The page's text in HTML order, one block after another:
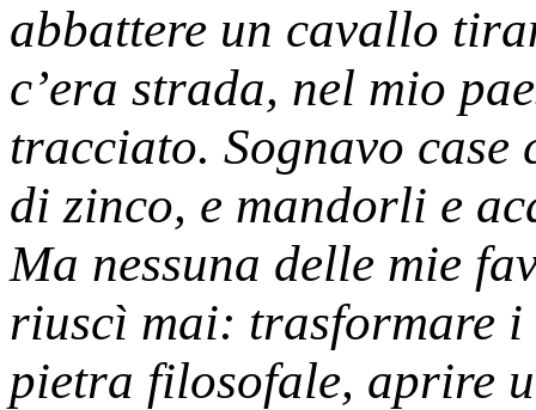
abbattere un cavallo
c’era strada, nel mio
tracciato. Sognavo
di zinco, e mandorli e
Ma nessuna delle mie
riuscì mai: trasformare
pietra filosofale, aprire